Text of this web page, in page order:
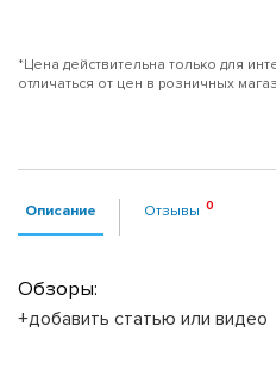
*Цена действительна только для
отличаться от цен в розничных
Описание Отзывы
Обзоры:
+добавить статью или видео